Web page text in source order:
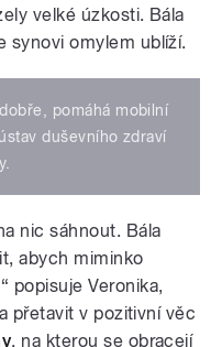
velké úzkosti. Bála
synovi omylem ublíží.
pomáhá mobilní
duševního zdraví
nic sáhnout. Bála
abych miminko
popisuje Veronika,
přetavit v pozitivní věc
, na kterou se obracejí